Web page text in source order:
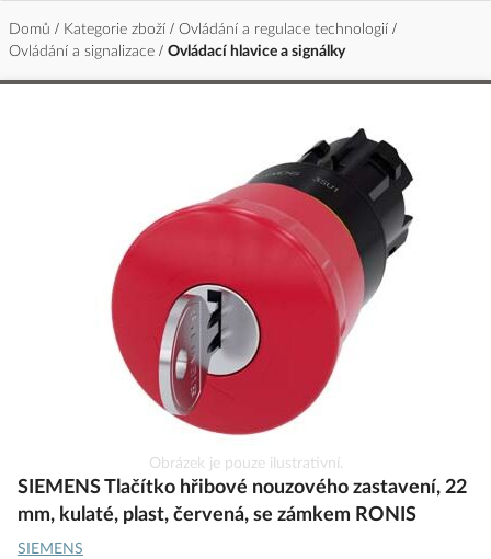
Domů Kategorie zboží
Ovládání a regulace technologií
Ovládání a signalizace
Ovládací hlavice a signálky
na
začátek
galerie
s
Obrázek je pouze ilustrativní.
SIEMENS Tlačítko hřibové nouzového zastavení, 22
mm, kulaté, plast, červená, se zámkem RONIS
SIEMENS